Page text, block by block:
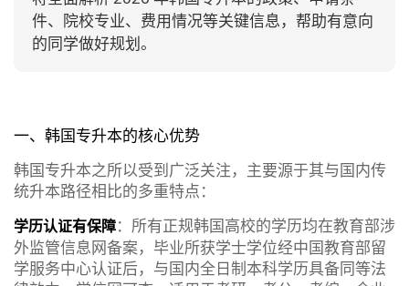
件、院校专业、费用情况等关键信息，帮助有意向
的同学做好规划。
一、韩国专升本的核心优势
韩国专升本之所以受到广泛关注，主要源于其与国内传
统升本路径相比的多重特点：
学历认证有保障：所有正规韩国高校的学历均在教育部涉
外监管信息网备案，毕业所获学士学位经中国教育部留
学服务中心认证后，与国内全日制本科学历具备同等法